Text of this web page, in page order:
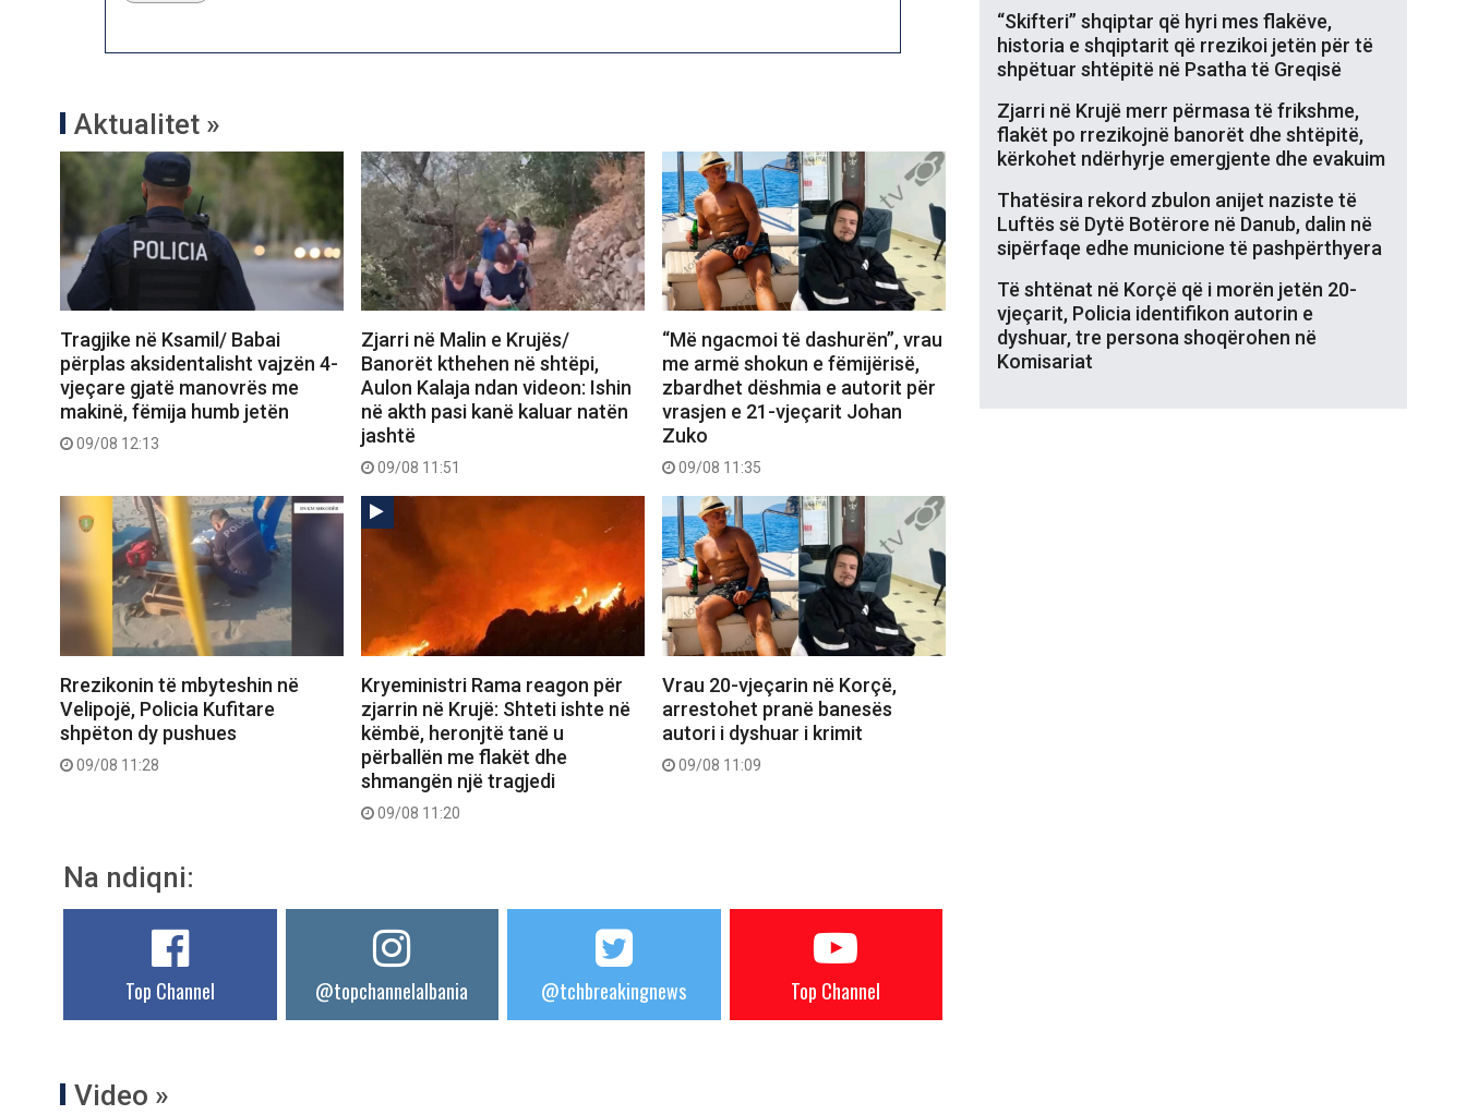
Aktualitet »
Tragjike në Ksamil/ Babai
përplas aksidentalisht vajzën 4-
vjeçare gjatë manovrës me
makinë, fëmija humb jetën
09/08 12:13
Zjarri në Malin e Krujës/
Banorët kthehen në shtëpi,
Aulon Kalaja ndan videon: Ishin
në akth pasi kanë kaluar natën
jashtë
09/08 11:51
“Më ngacmoi të dashurën”, vrau
me armë shokun e fëmijërisë,
zbardhet dëshmia e autorit për
vrasjen e 21-vjeçarit Johan
Zuko
09/08 11:35
Rrezikonin të mbyteshin në
Velipojë, Policia Kufitare
shpëton dy pushues
09/08 11:28
Kryeministri Rama reagon për
zjarrin në Krujë: Shteti ishte në
këmbë, heronjtë tanë u
përballën me flakët dhe
shmangën një tragjedi
09/08 11:20
Vrau 20-vjeçarin në Korçë,
arrestohet pranë banesës
autori i dyshuar i krimit
09/08 11:09
Na ndiqni:
Top Channel @topchannelalbania @tchbreakingnews Top Channel
Video »
“Skifteri” shqiptar që hyri mes flakëve,
historia e shqiptarit që rrezikoi jetën për të
shpëtuar shtëpitë në Psatha të Greqisë
Zjarri në Krujë merr përmasa të frikshme,
flakët po rrezikojnë banorët dhe shtëpitë,
kërkohet ndërhyrje emergjente dhe evakuim
Thatësira rekord zbulon anijet naziste të
Luftës së Dytë Botërore në Danub, dalin në
sipërfaqe edhe municione të pashpërthyera
Të shtënat në Korçë që i morën jetën 20-
vjeçarit, Policia identifikon autorin e
dyshuar, tre persona shoqërohen në
Komisariat